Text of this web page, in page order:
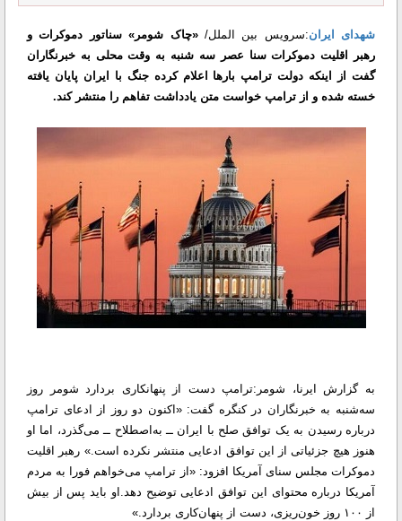
شهدای ایران:سرویس بین الملل/«چاک شومر» سناتور دموکرات و
رهبر اقلیت دموکرات سنا عصر سه شنبه به وقت محلی به خبرنگاران
گفت از اینکه دولت ترامپ بارها اعلام کرده جنگ با ایران پایان یافته
خسته شده و از ترامپ خواست متن یادداشت تفاهم را منتشر کند.
به گزارش ایرنا، شومر:ترامپ دست از پنهانکاری بردارد شومر روز
سه‌شنبه به خبرنگاران در کنگره گفت: «اکنون دو روز از ادعای ترامپ
درباره رسیدن به یک توافق صلح با ایران ــ به‌اصطلاح ــ می‌گذرد، اما او
هنوز هیچ جزئیاتی از این توافق ادعایی منتشر نکرده است.» رهبر اقلیت
دموکرات مجلس سنای آمریکا افزود: «از ترامپ می‌خواهم فورا به مردم
آمریکا درباره محتوای این توافق ادعایی توضیح دهد.او باید پس از بیش
از ۱۰۰ روز خون‌ریزی، دست از پنهان‌کاری بردارد.»